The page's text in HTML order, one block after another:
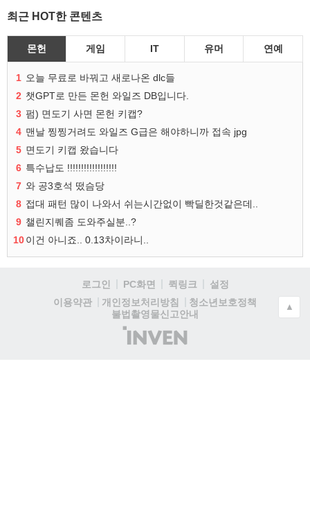
최근 HOT한 콘텐츠
몬헌 게임 IT 유머 연예
1 오늘 무료로 바꿔고 새로나온 dlc들
2 챗GPT로 만든 몬헌 와일즈 DB입니다.
3 펌) 면도기 사면 몬헌 키캡?
4 맨날 찡찡거려도 와일즈 G급은 해야하니까 접속 jpg
5 면도기 키캡 왔습니다
6 특수납도 !!!!!!!!!!!!!!!!!!
7 와 공3호석 떴슴당
8 접대 패턴 많이 나와서 쉬는시간없이 빡딜한것같은데..
9 챌린지퀘좀 도와주실분..?
10이건 아니죠.. 0.13차이라니..
로그인 PC화면 퀵링크
설정
이용약관
개인정보처리방침
청소년보호정책
불법촬영물신고안내
(주)
인
▲